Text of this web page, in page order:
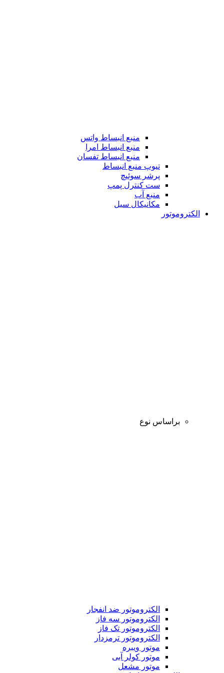
منبع انبساط واتس
منبع انبساط امرا
منبع انبساط تفسان
تیوپ منبع انبساط
پرشر سوئیچ
ست کنترل پمپ
منبع آب
مکانیکال سیل
الکتروموتور
براساس نوع
الکتروموتور ضد انفجار
الکتروموتور سه فاز
الکتروموتور تک فاز
الکتروموتور ترمزدار
موتور ویبره
موتور کولر آبی
موتور مشعل